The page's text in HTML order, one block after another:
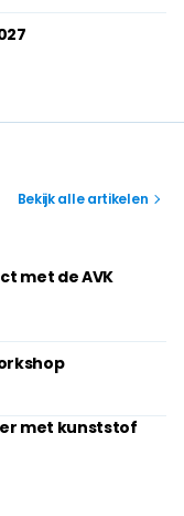
Bekijk alle artikelen
met de AVK
met kunststof